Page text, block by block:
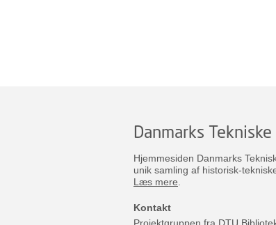
Danmarks
Hjemmesiden Danmarks
unik samling af historisk-
Læs mere
Kontakt
Projektgruppen fra DTU